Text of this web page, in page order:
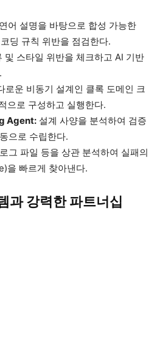
어 설명을 바탕으로 합성 가능한
딩 규칙 위반을 점검한다.
및 스타일 위반을 체크하고 AI 기반
로운 비동기 설계인 클록 도메인 크
으로 구성하고 실행한다.
Agent: 설계 사양을 분석하여 검증
으로 수립한다.
그 파일 등을 상관 분석하여 실패의
을 빠르게 찾아낸다.
과 강력한 파트너십